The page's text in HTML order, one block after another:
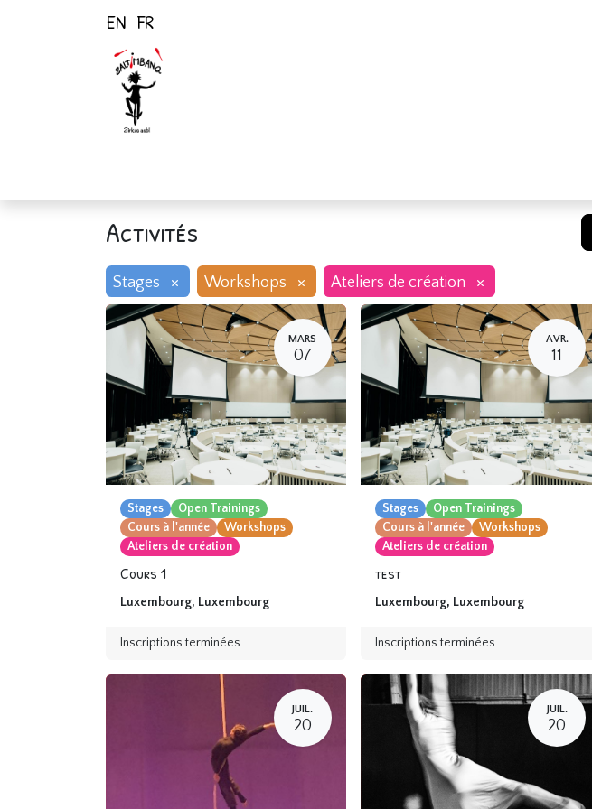
EN FR
Activités
Stages × Workshops × Ateliers de création ×
MARS
07
Stages
Open Trainings
Cours à l'année
Workshops
Ateliers de création
Cours 1
Luxembourg, Luxembourg
Inscriptions terminées
AVR.
11
Stages
Open Trainings
Cours à l'année
Workshops
Ateliers de création
test
Luxembourg, Luxembourg
Inscriptions terminées
JUIL.
20
JUIL.
20